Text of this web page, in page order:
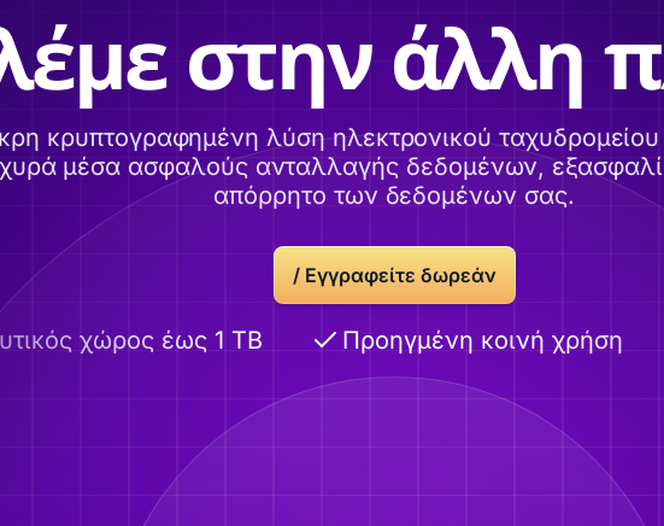
στην άλλη
κρυπτογραφημένη λύση ηλεκτρονικού
μέσα ασφαλούς ανταλλαγής δεδομένων,
απόρρητο των δεδομένων σας.
/ Εγγραφείτε δωρεάν
χώρος έως 1 TB Προηγμένη κοινή χρήση